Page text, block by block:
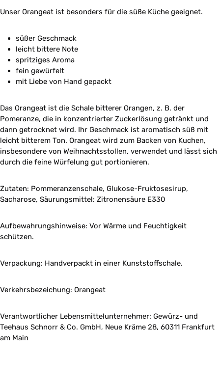
Unser Orangeat ist besonders für die süße Küche geeignet.
süßer Geschmack
leicht bittere Note
spritziges Aroma
fein gewürfelt
mit Liebe von Hand gepackt
Das Orangeat ist die Schale bitterer Orangen, z. B. der
Pomeranze, die in konzentrierter Zuckerlösung getränkt und
dann getrocknet wird. Ihr Geschmack ist aromatisch süß mit
leicht bitterem Ton. Orangeat wird zum Backen von Kuchen,
insbesondere von Weihnachtsstollen, verwendet und lässt sich
durch die feine Würfelung gut portionieren.
Zutaten: Pommeranzenschale, Glukose-Fruktosesirup,
Sacharose, Säurungsmittel: Zitronensäure E330
Aufbewahrungshinweise: Vor Wärme und Feuchtigkeit
schützen.
Verpackung: Handverpackt in einer Kunststoffschale.
Verkehrsbezeichung: Orangeat
Verantwortlicher Lebensmittelunternehmer: Gewürz- und
Teehaus Schnorr & Co. GmbH, Neue Kräme 28, 60311 Frankfurt
am Main